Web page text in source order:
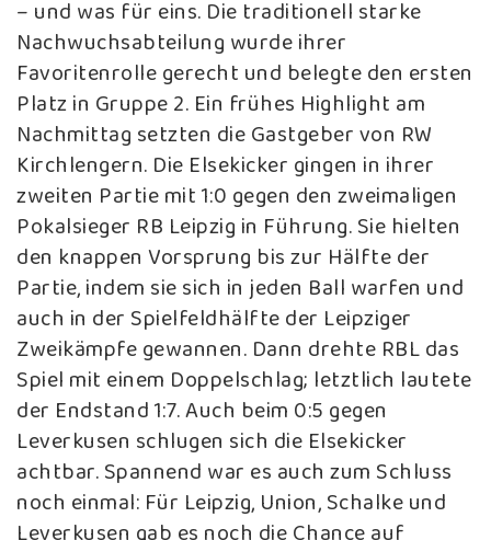
– und was für eins. Die traditionell starke
Nachwuchsabteilung wurde ihrer
Favoritenrolle gerecht und belegte den ersten
Platz in Gruppe 2. Ein frühes Highlight am
Nachmittag setzten die Gastgeber von RW
Kirchlengern. Die Elsekicker gingen in ihrer
zweiten Partie mit 1:0 gegen den zweimaligen
Pokalsieger RB Leipzig in Führung. Sie hielten
den knappen Vorsprung bis zur Hälfte der
Partie, indem sie sich in jeden Ball warfen und
auch in der Spielfeldhälfte der Leipziger
Zweikämpfe gewannen. Dann drehte RBL das
Spiel mit einem Doppelschlag; letztlich lautete
der Endstand 1:7. Auch beim 0:5 gegen
Leverkusen schlugen sich die Elsekicker
achtbar. Spannend war es auch zum Schluss
noch einmal: Für Leipzig, Union, Schalke und